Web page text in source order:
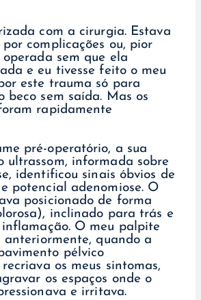
com a cirurgia. Estava
complicações ou, pior
sem que ela
e eu tivesse feito o meu
este trauma só para
beco sem saída. Mas os
rapidamente
pré-operatório, a sua
ultrassom, informada sobre
identificou sinais óbvios de
potencial adenomiose. O
posicionado de forma
inclinado para trás e
O meu palpite
anteriormente, quando a
pélvico
os meus sintomas,
os espaços onde o
e irritava.